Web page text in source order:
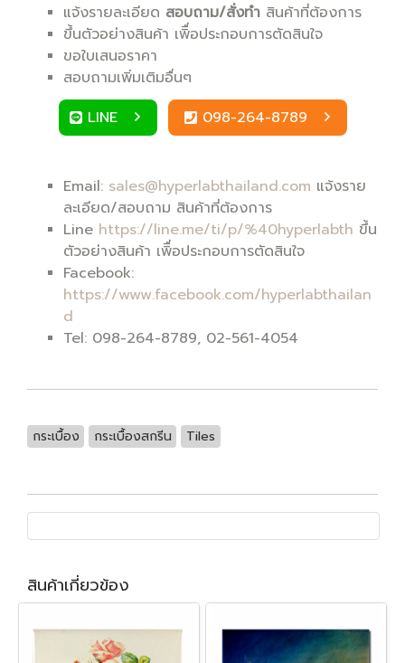
แจ้งรายละเอียด สอบถาม/สั่งทำ สินค้าที่ต้องการ
ขึ้นตัวอย่างสินค้า เพิื่อประกอบการตัดสินใจ
ขอใบเสนอราคา
สอบถามเพิ่มเติมอื่นๆ
LINE
098-264-8789
Email: sales@hyperlabthailand.com แจ้งราย
ละเอียด/สอบถาม สินค้าที่ต้องการ
Line https://line.me/ti/p/%40hyperlabth ขึ้น
ตัวอย่างสินค้า เพิื่อประกอบการตัดสินใจ
Facebook:
https://www.facebook.com/hyperlabthailan
d
Tel: 098-264-8789, 02-561-4054
กระเบื้อง กระเบื้องสกรีน Tiles
สินค้าเกี่ยวข้อง